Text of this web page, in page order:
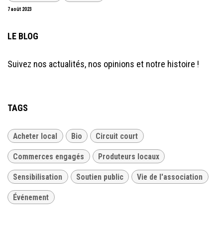
7 août 2023
LE BLOG
Suivez nos actualités, nos opinions et notre histoire !
TAGS
Acheter local Bio Circuit court
Commerces engagés Produteurs locaux
Sensibilisation Soutien public Vie de l'association
Événement